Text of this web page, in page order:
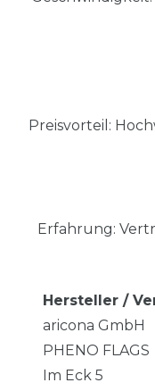
Preisvorteil:
Erfahrung:
Hersteller /
aricona GmbH
PHENO FLAGS
Im Eck 5